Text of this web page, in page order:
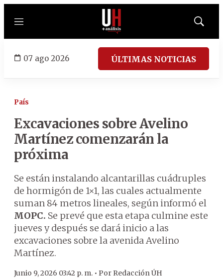
Menú
Mostrar
07 ago 2026 ÚLTIMAS NOTICIAS
País
Excavaciones sobre Avelino
Martínez comenzarán la
próxima
Se están instalando alcantarillas cuádruples
de hormigón de 1×1, las cuales actualmente
suman 84 metros lineales, según informó el
MOPC. Se prevé que esta etapa culmine este
jueves y después se dará inicio a las
excavaciones sobre la avenida Avelino
Martínez.
Junio 9, 2026 03:42 p. m. • Por Redacción ÚH